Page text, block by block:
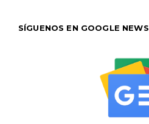
SÍGUENOS EN GOOGLE NEWS